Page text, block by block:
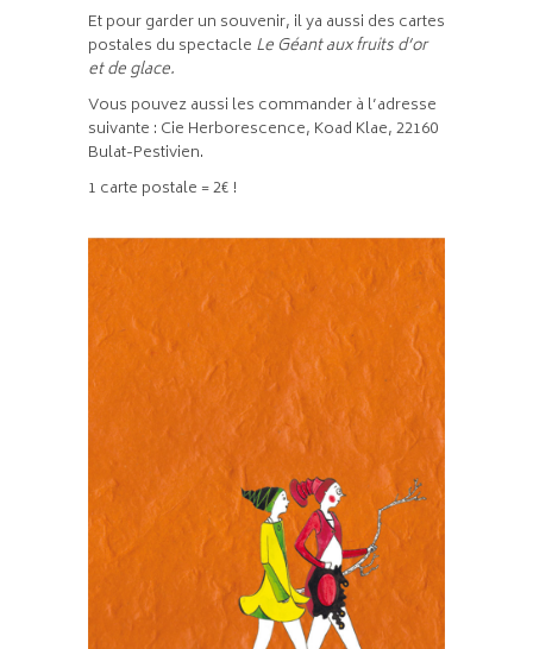
Et pour garder un souvenir, il ya aussi des cartes
postales du spectacle Le Géant aux fruits d’or
et de glace.
Vous pouvez aussi les commander à l’adresse
suivante : Cie Herborescence, Koad Klae, 22160
Bulat-Pestivien.
1 carte postale = 2€ !